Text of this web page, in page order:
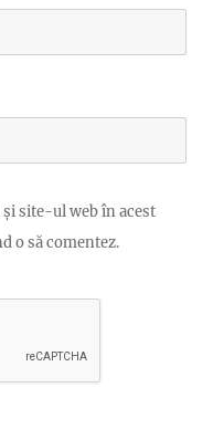
site-ul web în acest
o să comentez.